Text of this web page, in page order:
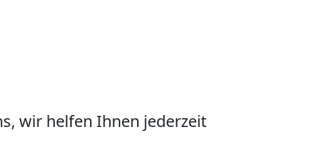
wir helfen Ihnen jederzeit